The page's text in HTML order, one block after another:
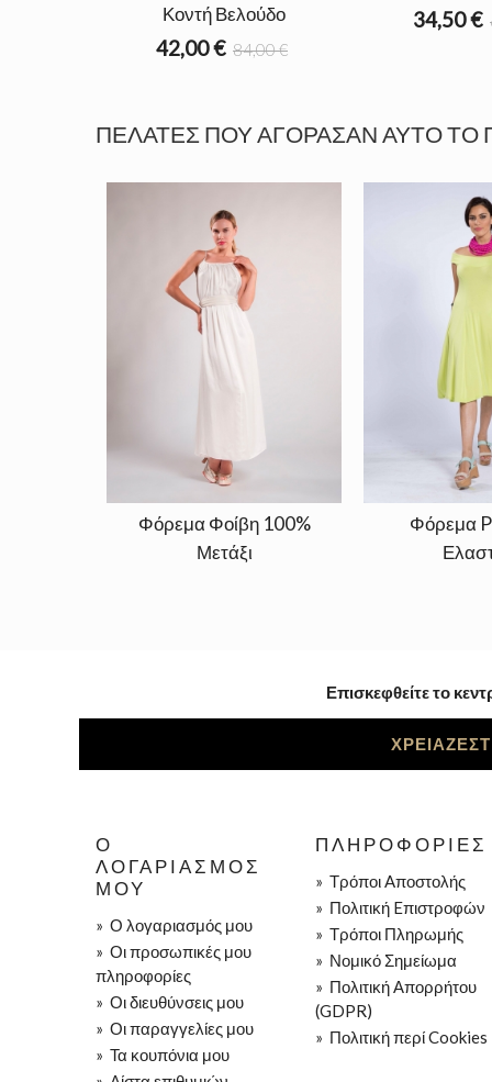
Κοντή Βελούδο
42,00 € 84,00 €
34,50 €
ΠΕΛΆΤΕΣ ΠΟΥ ΑΓΌΡΑΣΑΝ ΑΥΤΌ ΤΟ
Φόρεμα Φοίβη 100%
Μετάξι
Φόρεμα
Επισκεφθείτε το
Ο
ΛΟΓΑΡΙΑΣΜΌΣ
ΜΟΥ
» Ο λογαριασμός μου
» Οι προσωπικές μου
πληροφορίες
» Οι διευθύνσεις μου
» Οι παραγγελίες μου
» Τα κουπόνια μου
ΠΛΗΡΟΦΟΡΊΕΣ
» Τρόποι Aποστολής
» Πολιτική Eπιστροφών
» Τρόποι Πληρωμής
» Νομικό Σημείωμα
» Πολιτική Απορρήτου
(GDPR)
» Πολιτική περί Cookies